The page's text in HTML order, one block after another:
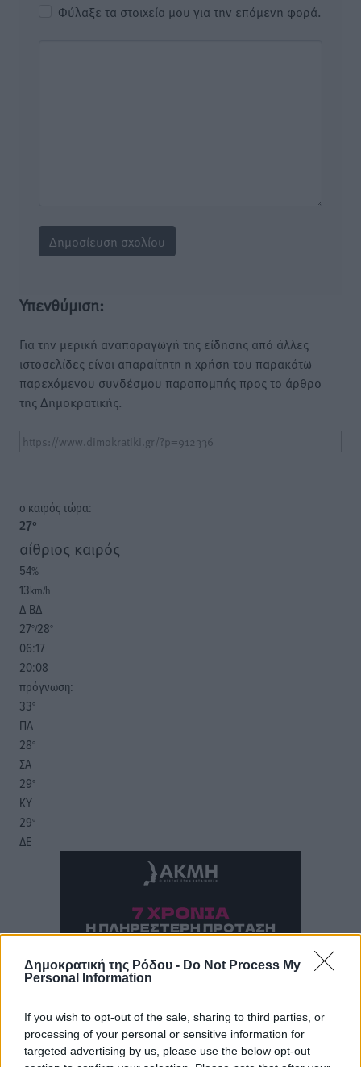
Δημοκρατική της Ρόδου - Do Not Process My
Personal Information
If you wish to opt-out of the sale, sharing to third parties, or
processing of your personal or sensitive information for
targeted advertising by us, please use the below opt-out
Φύλαξε τα στοιχεία μου για την επόμενη φορά.
Υπενθύμιση:
Για την μερική αναπαραγωγή της είδησης από άλλες
ιστοσελίδες είναι απαραίτητη η χρήση του παρακάτω
παρεχόμενου συνδέσμου παραπομπής προς το άρθρο
της Δημοκρατικής.
o καιρός τώρα:
27°
αίθριος καιρός
54%
13km/h
Δ-ΒΔ
27°/28°
06:17
20:08
πρόγνωση:
33°
ΠΑ
28°
ΣΑ
29°
ΚΥ
29°
ΔΕ